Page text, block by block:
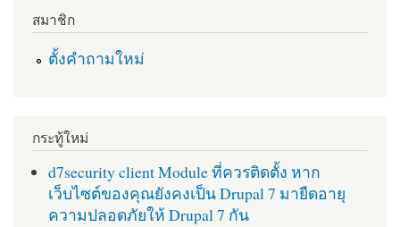
สมาชิก
ตั้งคำถามใหม่
กระทู้ใหม่
d7security client Module ที่ควรติดตั้ง หาก
เว็บไซต์ของคุณยังคงเป็น Drupal 7 มายืดอายุ
ความปลอดภัยให้ Drupal 7 กัน